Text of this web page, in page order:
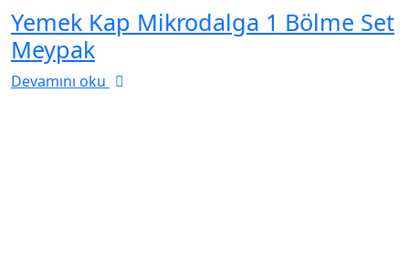
Yemek Kap Mikrodalga 1 Bölme Set
Meypak
Devamını oku